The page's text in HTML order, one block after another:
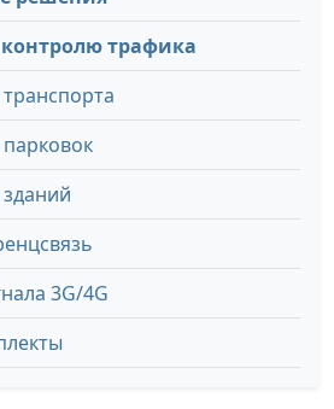
трафика
3G/4G